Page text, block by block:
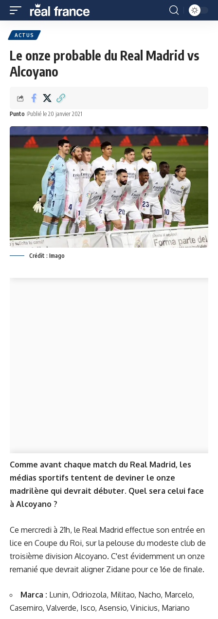
ACTUS
Le onze probable du Real Madrid vs
Alcoyano
Punto Publié le 20 janvier 2021
Crédit : Imago
Comme avant chaque match du Real Madrid, les
médias sportifs tentent de deviner le onze
madrilène qui devrait débuter. Quel sera celui face
à Alcoyano ?
Ce mercredi à 21h, le Real Madrid effectue son entrée en
lice en Coupe du Roi, sur la pelouse du modeste club de
troisième division Alcoyano. C'est évidemment un onze
remanié que devrait aligner Zidane pour ce 16e de finale.
Marca : Lunin, Odriozola, Militao, Nacho, Marcelo,
Casemiro, Valverde, Isco, Asensio, Vinicius, Mariano